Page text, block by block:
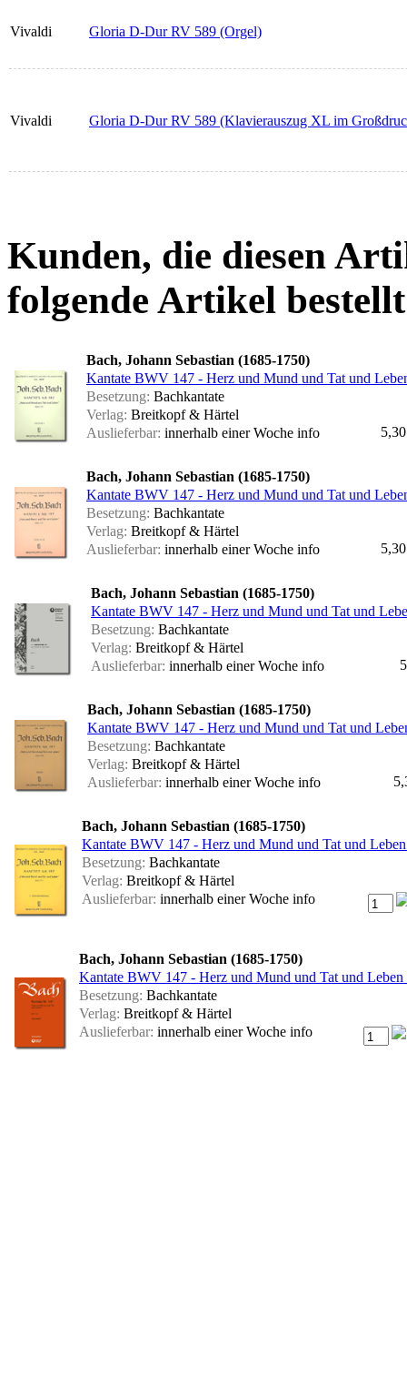
Vivaldi Gloria D-Dur RV 589 (Orgel)
Vivaldi Gloria D-Dur RV 589 (Klavierauszug XL im
Kunden, die diesen
folgende Artikel
Bach, Johann Sebastian (1685-1750)
Kantate BWV 147 - Herz und Mund und Tat und
Besetzung: Bachkantate
Verlag: Breitkopf & Härtel
Auslieferbar: innerhalb einer Woche info
Bach, Johann Sebastian (1685-1750)
Kantate BWV 147 - Herz und Mund und Tat und
Besetzung: Bachkantate
Verlag: Breitkopf & Härtel
Auslieferbar: innerhalb einer Woche info
Bach, Johann Sebastian (1685-1750)
Kantate BWV 147 - Herz und Mund und Tat und
Besetzung: Bachkantate
Verlag: Breitkopf & Härtel
Auslieferbar: innerhalb einer Woche info
Bach, Johann Sebastian (1685-1750)
Kantate BWV 147 - Herz und Mund und Tat und
Besetzung: Bachkantate
Verlag: Breitkopf & Härtel
Auslieferbar: innerhalb einer Woche info
Bach, Johann Sebastian (1685-1750)
Kantate BWV 147 - Herz und Mund und Tat und
Besetzung: Bachkantate
Verlag: Breitkopf & Härtel
Auslieferbar: innerhalb einer Woche info
Bach, Johann Sebastian (1685-1750)
Kantate BWV 147 - Herz und Mund und Tat und
Besetzung: Bachkantate
Verlag: Breitkopf & Härtel
Auslieferbar: innerhalb einer Woche info